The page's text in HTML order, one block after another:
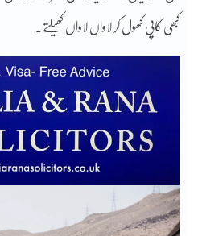
کبھی کاپی کھول کر لاواں لاواں کھیلتے۔